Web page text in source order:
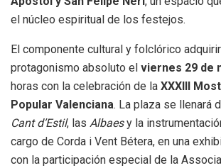
el núcleo espiritual de los festejos.
El componente cultural y folclórico
protagonismo absoluto el viernes 29 de
horas con la celebración de la XXXIII
Popular Valenciana. La plaza se llenará
Cant d’Estil, las Albaesy la
cargo de Corda i Vent Bétera, en una
con la participación especial de la